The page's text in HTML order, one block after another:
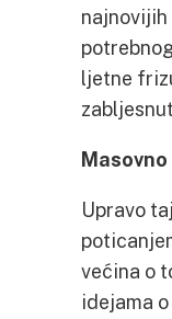
najnovijih
ljetne
Upravo
većina o
idejama